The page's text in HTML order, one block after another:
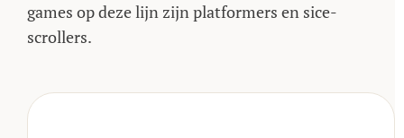
games op deze lijn zijn platformers en sice-
scrollers.